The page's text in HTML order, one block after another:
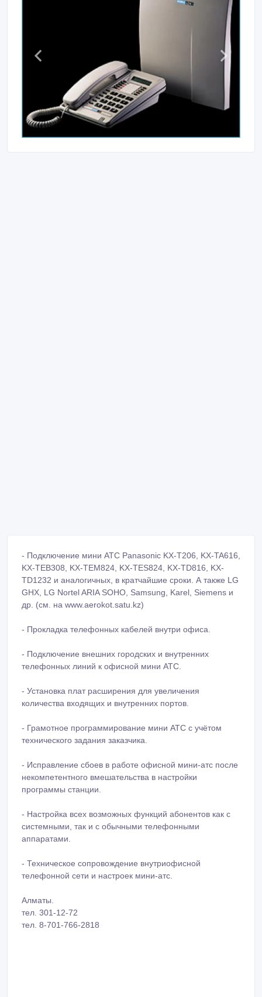
- Подключение мини АТС Panasonic KX-T206, KX-TA616,
KX-TEB308, KX-TEM824, KX-TES824, KX-TD816, KX-
TD1232 и аналогичных, в кратчайшие сроки. А также LG
GHX, LG Nortel ARIA SOHO, Samsung, Karel, Siemens и
др. (см. на www.aerokot.satu.kz)
- Прокладка телефонных кабелей внутри офиса.
- Подключение внешних городских и внутренних
телефонных линий к офисной мини АТС.
- Установка плат расширения для увеличения
количества входящих и внутренних портов.
- Грамотное программирование мини АТС с учётом
технического задания заказчика.
- Исправление сбоев в работе офисной мини-атс после
некомпетентного вмешательства в настройки
программы станции.
- Настройка всех возможных функций абонентов как с
системными, так и с обычными телефонными
аппаратами.
- Техническое сопровождение внутриофисной
телефонной сети и настроек мини-атс.
Алматы.
тел. 301-12-72
тел. 8-701-766-2818